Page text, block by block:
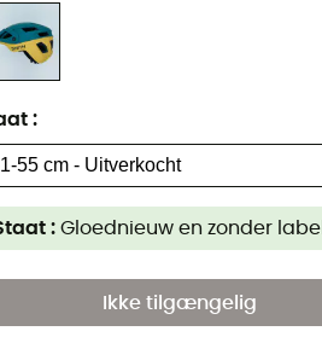
:
: Gloednieuw en zonder label
Ikke tilgængelig